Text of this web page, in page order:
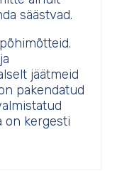
säästvad.
jäätmeid
pakendatud
on kergesti